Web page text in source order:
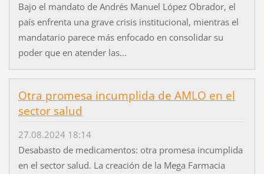
Bajo el mandato de Andrés Manuel López Obrador, el
país enfrenta una grave crisis institucional, mientras el
mandatario parece más enfocado en consolidar su
poder que en atender las...
Otra promesa incumplida de AMLO en el
sector salud
27.08.2024 18:14
Desabasto de medicamentos: otra promesa incumplida
en el sector salud. La creación de la Mega Farmacia